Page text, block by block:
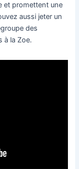
et promettent une
aussi jeter un
des
à la Zoe.